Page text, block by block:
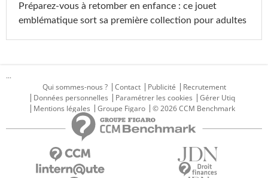
Préparez-vous à retomber en enfance : ce jouet
emblématique sort sa première collection pour adultes
...
Qui sommes-nous ?
Contact Publicité
Recrutement
Données personnelles
Paramétrer les cookies
Gérer Utiq
Mentions légales
Groupe Figaro © 2026 CCM Benchmark